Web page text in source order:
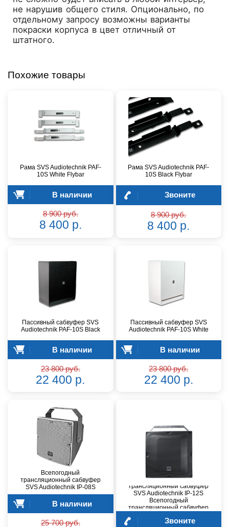
не нарушив общего стиля. Опционально, по
отдельному запросу возможны варианты
покраски корпуса в цвет отличный от
штатного.
Похожие товары
Рама SVS Audiotechnik PAF-
10S White Flybar
В наличии
8 900 руб.
8 400 р.
Рама SVS Audiotechnik PAF-
10S Black Flybar
Звоните
8 900 руб.
8 400 р.
Пассивный сабвуфер SVS
Audiotechnik PAF-10S Black
В наличии
23 800 руб.
22 400 р.
Пассивный сабвуфер SVS
Audiotechnik PAF-10S White
В наличии
23 800 руб.
22 400 р.
Всепогодный
трансляционный сабвуфер
SVS Audiotechnik IP-08S
В наличии
25 700 руб.
Всепогодный
трансляционный сабвуфер
SVS Audiotechnik IP-12S
Всепогодный
трансляционный сабвуфер
Звоните